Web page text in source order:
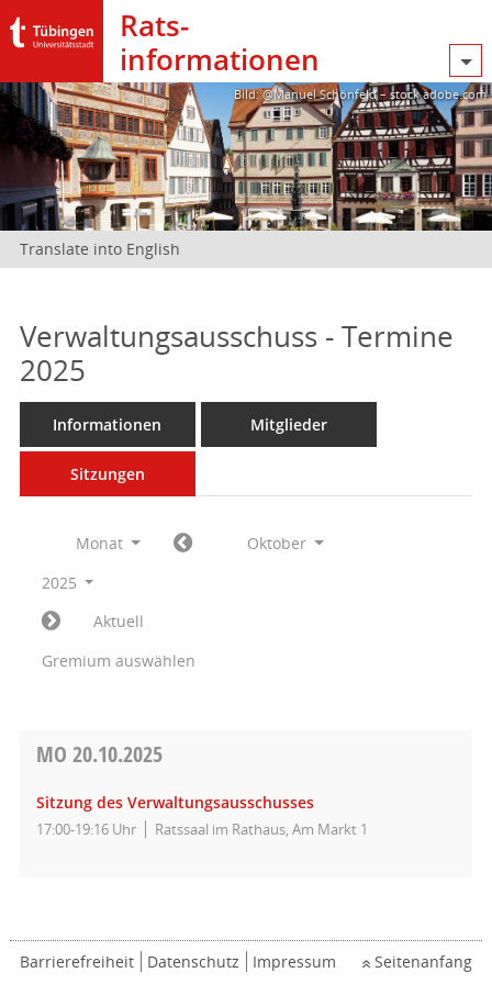
Rats­
informationen
Bild: @Manuel Schönfeld – stock.adobe.com
Translate into English
Verwaltungsausschuss - Termine
2025
Informationen Mitglieder
Sitzungen
Monat
Oktober
2025
Aktuell
Gremium auswählen
MO 20.10.2025
Sitzung des Verwaltungsausschusses
17:00-19:16 Uhr Ratssaal im Rathaus, Am Markt 1
Barrierefreiheit Datenschutz Impressum Seitenanfang